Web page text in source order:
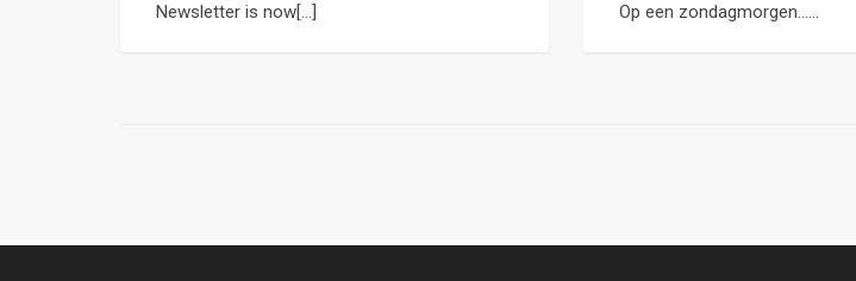
Newsletter is now[...]
Op een zondagmorgen......